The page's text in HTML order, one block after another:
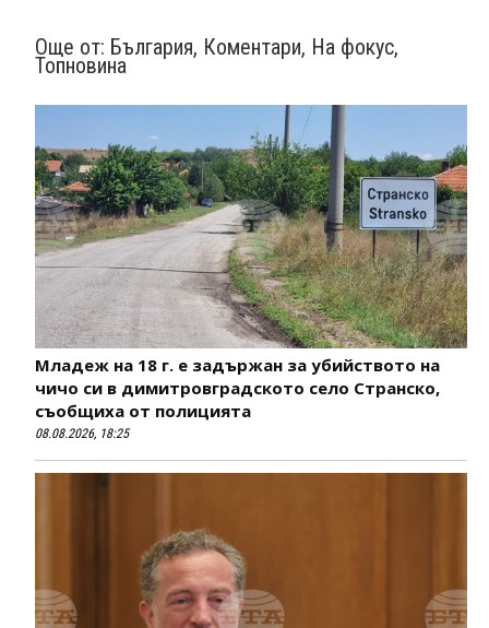
Още от: България, Коментари, На фокус,
Топновина
Младеж на 18 г. е задържан за убийството на
чичо си в димитровградското село Странско,
съобщиха от полицията
08.08.2026, 18:25